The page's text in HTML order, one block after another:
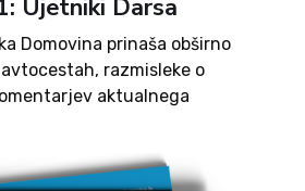
Ujetniki Darsa
Domovina prinaša obširno
razmisleke o
aktualnega